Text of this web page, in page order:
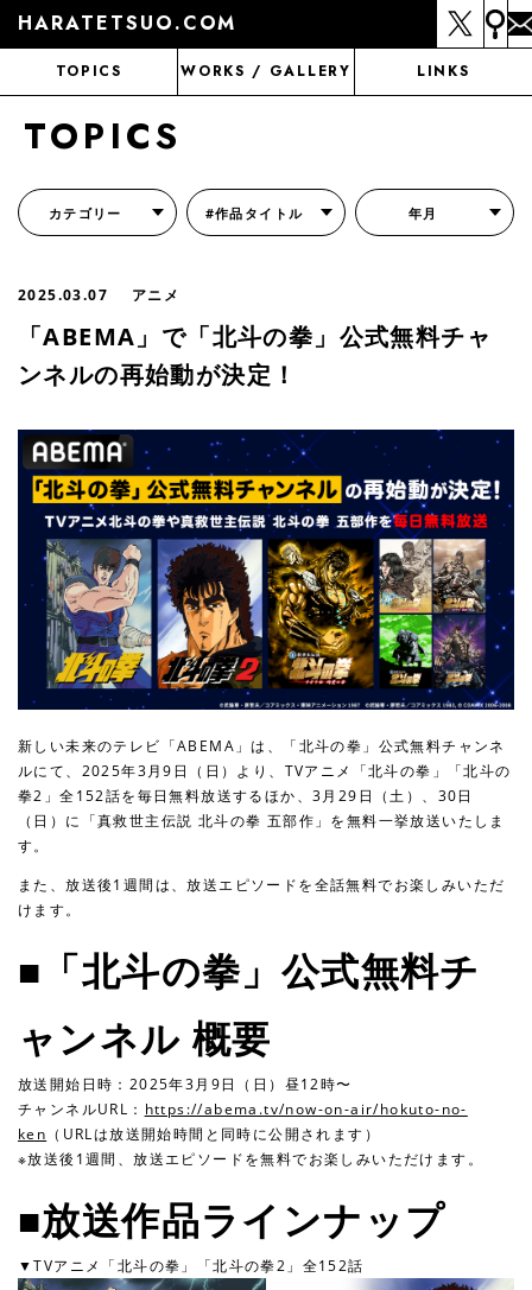
HARATETSUO.COM
TOPICS WORKS / GALLERY LINKS
TOPICS
カテゴリー #作品タイトル 年月
2025.03.07 アニメ
「ABEMA」で「北斗の拳」公式無料チャ
ンネルの再始動が決定！
新しい未来のテレビ「ABEMA」は、「北斗の拳」公式無料チャンネ
ルにて、2025年3月9日（日）より、TVアニメ「北斗の拳」「北斗の
拳2」全152話を毎日無料放送するほか、3月29日（土）、30日
（日）に「真救世主伝説 北斗の拳 五部作」を無料一挙放送いたしま
す。
また、放送後1週間は、放送エピソードを全話無料でお楽しみいただ
けます。
■「北斗の拳」公式無料チ
ャンネル 概要
放送開始日時：2025年3月9日（日）昼12時〜
チャンネルURL： https://abema.tv/now-on-air/hokuto-no-
ken （URLは放送開始時間と同時に公開されます）
※放送後1週間、放送エピソードを無料でお楽しみいただけます。
■放送作品ラインナップ
▼TVアニメ「北斗の拳」「北斗の拳2」全152話